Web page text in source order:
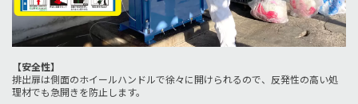
【安全性】
排出扉は側面のホイールハンドルで徐々に開けられるので、反発性の高い処
理材でも急開きを防止します。